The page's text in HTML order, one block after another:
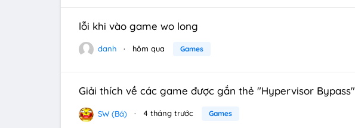
lỗi khi vào game wo long
danh hôm qua Games
Giải thích về các game được gắn thẻ "Hypervisor Bypass"
SW (Bá) 4 tháng trước Games